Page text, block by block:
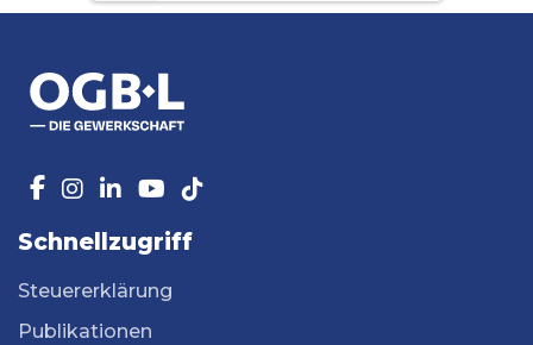
Schnellzugriff
Steuererklärung
Publikationen